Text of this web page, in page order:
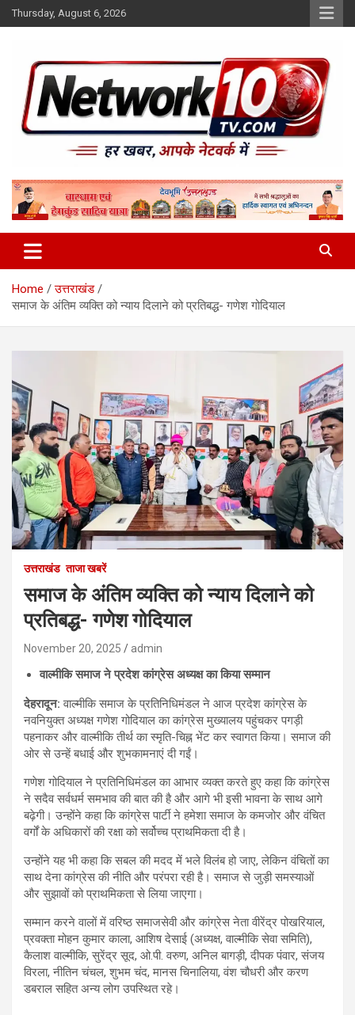
Skip
to
Thursday, August 6, 2026
Network10tv
Home
उत्तराखंड
समाज के अंतिम व्यक्ति को न्याय दिलाने को प्रतिबद्ध- गणेश गोदियाल
उत्तराखंड ताजा खबरें
समाज के अंतिम व्यक्ति को न्याय दिलाने को
प्रतिबद्ध- गणेश गोदियाल
November 20, 2025 admin
वाल्मीकि समाज ने प्रदेश कांग्रेस अध्यक्ष का किया सम्मान
देहरादून: वाल्मीकि समाज के प्रतिनिधिमंडल ने आज प्रदेश कांग्रेस के
नवनियुक्त अध्यक्ष गणेश गोदियाल का कांग्रेस मुख्यालय पहुंचकर पगड़ी
पहनाकर और वाल्मीकि तीर्थ का स्मृति-चिह्न भेंट कर स्वागत किया। समाज की
ओर से उन्हें बधाई और शुभकामनाएं दी गईं।
गणेश गोदियाल ने प्रतिनिधिमंडल का आभार व्यक्त करते हुए कहा कि कांग्रेस
ने सदैव सर्वधर्म समभाव की बात की है और आगे भी इसी भावना के साथ आगे
बढ़ेगी। उन्होंने कहा कि कांग्रेस पार्टी ने हमेशा समाज के कमजोर और वंचित
वर्गों के अधिकारों की रक्षा को सर्वोच्च प्राथमिकता दी है।
उन्होंने यह भी कहा कि सबल की मदद में भले विलंब हो जाए, लेकिन वंचितों का
साथ देना कांग्रेस की नीति और परंपरा रही है। समाज से जुड़ी समस्याओं
और सुझावों को प्राथमिकता से लिया जाएगा।
सम्मान करने वालों में वरिष्ठ समाजसेवी और कांग्रेस नेता वीरेंद्र पोखरियाल,
प्रवक्ता मोहन कुमार काला, आशिष देसाई (अध्यक्ष, वाल्मीकि सेवा समिति),
कैलाश वाल्मीकि, सुरेंद्र सूद, ओ.पी. वरुण, अनिल बागड़ी, दीपक पंवार, संजय
विरला, नीतिन चंचल, शुभम चंद, मानस चिनालिया, वंश चौधरी और करण
डबराल सहित अन्य लोग उपस्थित रहे।